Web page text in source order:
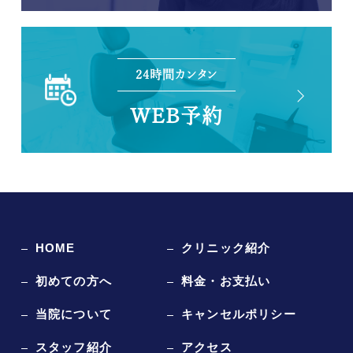
24時間カンタン
WEB予約
HOME
初めての方へ
当院について
スタッフ紹介
クリニック紹介
料金・お支払い
キャンセルポリシー
アクセス